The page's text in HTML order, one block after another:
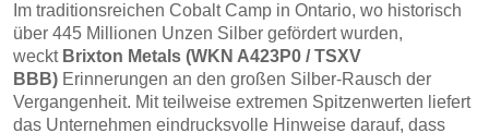
Im traditionsreichen Cobalt Camp in Ontario, wo historisch
über 445 Millionen Unzen Silber gefördert wurden,
weckt Brixton Metals (WKN A423P0 / TSXV
BBB) Erinnerungen an den großen Silber-Rausch der
Vergangenheit. Mit teilweise extremen Spitzenwerten liefert
das Unternehmen eindrucksvolle Hinweise darauf, dass